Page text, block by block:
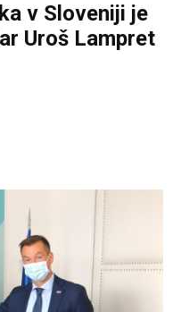
v Sloveniji je
Uroš Lampret